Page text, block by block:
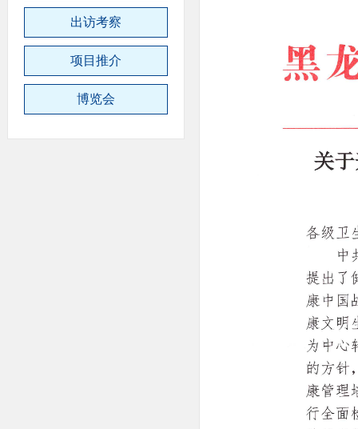
出访考察
项目推介
博览会